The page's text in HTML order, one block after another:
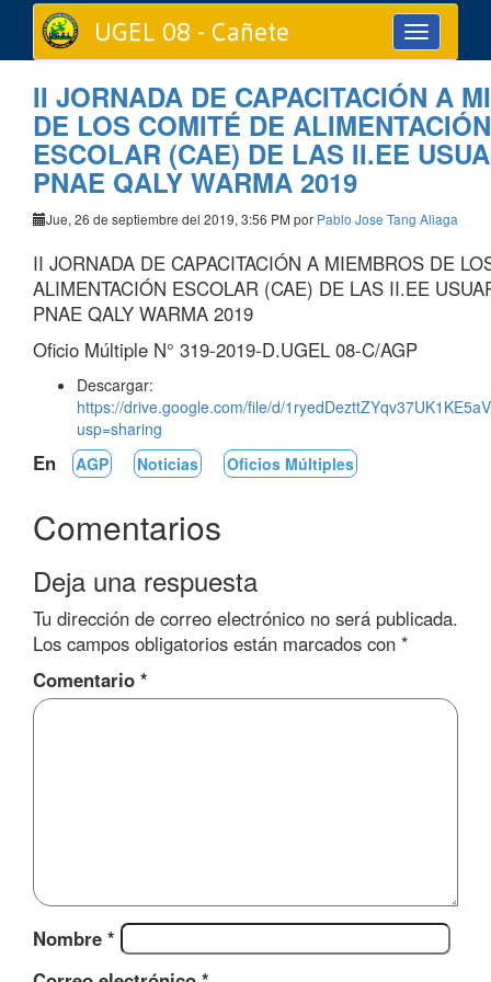
Toggle
navigation
UGEL 08 - Cañete
II JORNADA DE CAPACITACIÓN A
DE LOS COMITÉ DE ALIMENTACIÓN
ESCOLAR (CAE) DE LAS II.EE
PNAE QALY WARMA 2019
Jue, 26 de septiembre del 2019, 3:56 PM por Pablo Jose Tang Aliaga
II JORNADA DE CAPACITACIÓN A MIEMBROS DE
ALIMENTACIÓN ESCOLAR (CAE) DE LAS II.EE
PNAE QALY WARMA 2019
Oficio Múltiple N° 319-2019-D.UGEL 08-C/AGP
Descargar:
https://drive.google.com/file/d/
usp=sharing
En AGP Noticias Oficios Múltiples
Comentarios
Deja una respuesta
Tu dirección de correo electrónico no será publicada.
Los campos obligatorios están marcados con *
Comentario *
Nombre *